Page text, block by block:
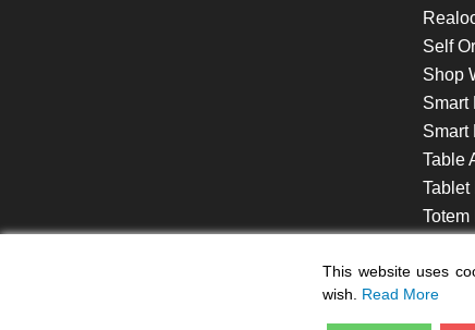
Self
Shop
Smart
Smart
Table
Tablet
Totem
This website uses
wish. Read More